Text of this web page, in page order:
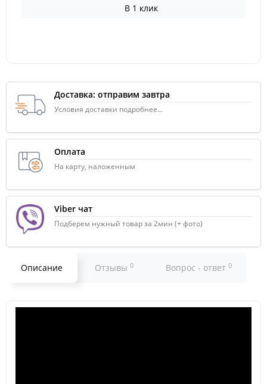
В 1 клик
Доставка: отправим завтра
Условия доставки подробнее...
Оплата
На карту, наложенным
Viber чат
Подберем нужный товар за 2мин (+ фото)
Описание Отзывы 0 Вопрос - ответ 0